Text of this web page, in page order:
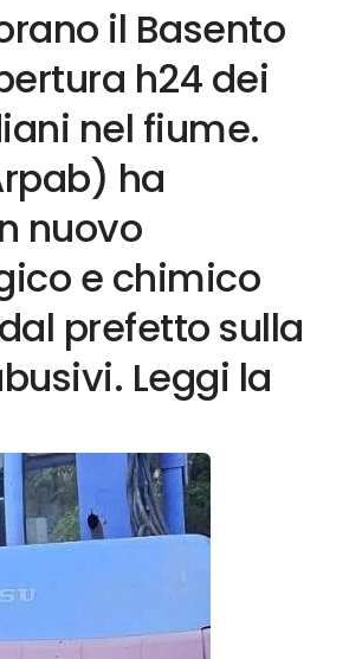
il Basento
h24 dei
nel fiume.
ha
nuovo
e chimico
prefetto sulla
Leggi la